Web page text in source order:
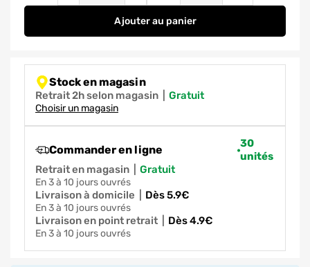
Ajouterau panier
Membrane Vario® Xtra 20 x 1,5 m
Stock en magasin
Retrait 2h selon magasin gratuit
Choisir un magasin
Commander en ligne
30
unités
Retrait en magasin
gratuit
en 3 à 10 jours ouvrés
Livraison à domicile dès 5.9€
en 3 à 10 jours ouvrés
Livraison en point retrait dès 4.9€
en 3 à 10 jours ouvrés